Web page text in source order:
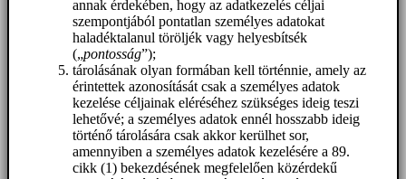
annak érdekében, hogy az adatkezelés céljai
szempontjából pontatlan személyes adatokat
haladéktalanul töröljék vagy helyesbítsék
(„pontosság”);
tárolásának olyan formában kell történnie, amely az
érintettek azonosítását csak a személyes adatok
kezelése céljainak eléréséhez szükséges ideig teszi
lehetővé; a személyes adatok ennél hosszabb ideig
történő tárolására csak akkor kerülhet sor,
amennyiben a személyes adatok kezelésére a 89.
cikk (1) bekezdésének megfelelően közérdekű